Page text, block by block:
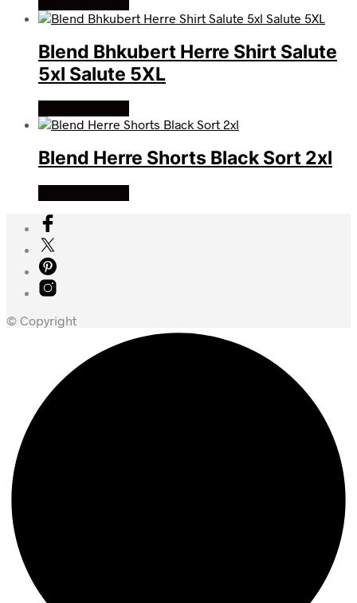
Blend Bhkubert Herre Shirt Salute
5xl Salute 5XL
Blend Herre Shorts Black Sort 2xl
© Copyright